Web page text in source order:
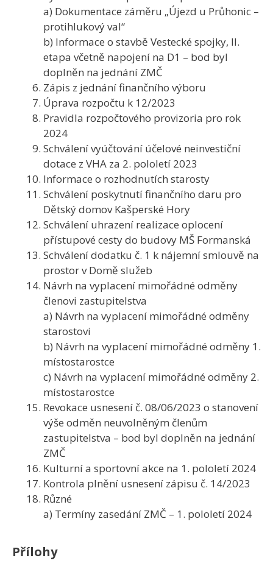
a) Dokumentace záměru „Újezd u Průhonic –
protihlukový val“
b) Informace o stavbě Vestecké spojky, II.
etapa včetně napojení na D1 – bod byl
doplněn na jednání ZMČ
Zápis z jednání finančního výboru
Úprava rozpočtu k 12/2023
Pravidla rozpočtového provizoria pro rok
2024
Schválení vyúčtování účelové neinvestiční
dotace z VHA za 2. pololetí 2023
Informace o rozhodnutích starosty
Schválení poskytnutí finančního daru pro
Dětský domov Kašperské Hory
Schválení uhrazení realizace oplocení
přístupové cesty do budovy MŠ Formanská
Schválení dodatku č. 1 k nájemní smlouvě na
prostor v Domě služeb
Návrh na vyplacení mimořádné odměny
členovi zastupitelstva
a) Návrh na vyplacení mimořádné odměny
starostovi
b) Návrh na vyplacení mimořádné odměny 1.
místostarostce
c) Návrh na vyplacení mimořádné odměny 2.
místostarostce
Revokace usnesení č. 08/06/2023 o stanovení
výše odměn neuvolněným členům
zastupitelstva – bod byl doplněn na jednání
ZMČ
Kulturní a sportovní akce na 1. pololetí 2024
Kontrola plnění usnesení zápisu č. 14/2023
Různé
a) Termíny zasedání ZMČ – 1. pololetí 2024
Přílohy